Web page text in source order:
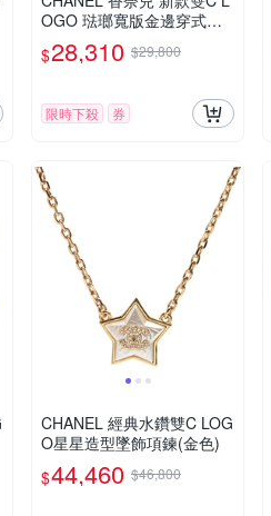
OGO 琺瑯寬版金邊穿式耳
環 (灰色)
$28,310 $29,800
限時下殺 券
CHANEL 經典水鑽雙C LOG
O星星造型墜飾項鍊(金色)
$44,460 $46,800